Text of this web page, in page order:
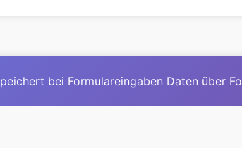
Mirga|LinkedIn|davidmirga.com
bei Formulareingaben Daten über